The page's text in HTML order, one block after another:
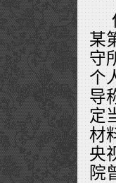
某
守
个
导
定
材
央
院